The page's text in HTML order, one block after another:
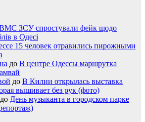
ЗСУ спростували фейк щодо
в Одесі
15 человек отравились пирожными
до В центре Одессы маршрутка
до В Килии открылась выставка
вышивает без рук (фото)
до День музыканта в городском парке